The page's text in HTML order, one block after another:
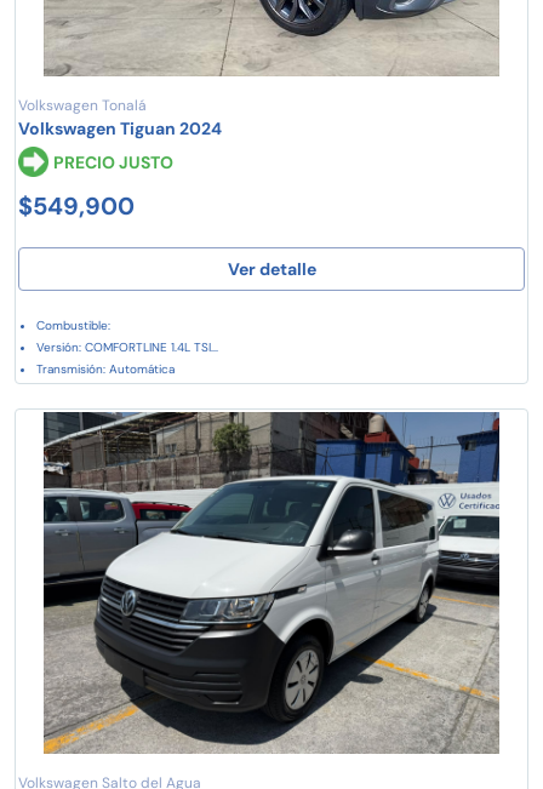
Volkswagen Tonalá
Volkswagen Tiguan 2024
PRECIO JUSTO
$549,900
Ver detalle
Combustible:
Versión: COMFORTLINE 1.4L TSI...
Transmisión: Automática
Volkswagen Salto del Agua